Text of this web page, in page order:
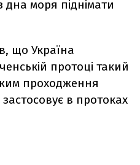
моря піднімати
що Україна
протоці такий
проходження
в протоках